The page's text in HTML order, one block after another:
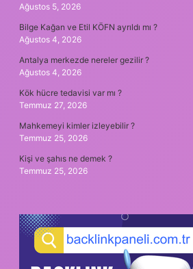
Ağustos 5, 2026
Bilge Kağan ve Etil KÖFN ayrıldı mı ?
Ağustos 4, 2026
Antalya merkezde nereler gezilir ?
Ağustos 4, 2026
Kök hücre tedavisi var mı ?
Temmuz 27, 2026
Mahkemeyi kimler izleyebilir ?
Temmuz 25, 2026
Kişi ve şahıs ne demek ?
Temmuz 25, 2026